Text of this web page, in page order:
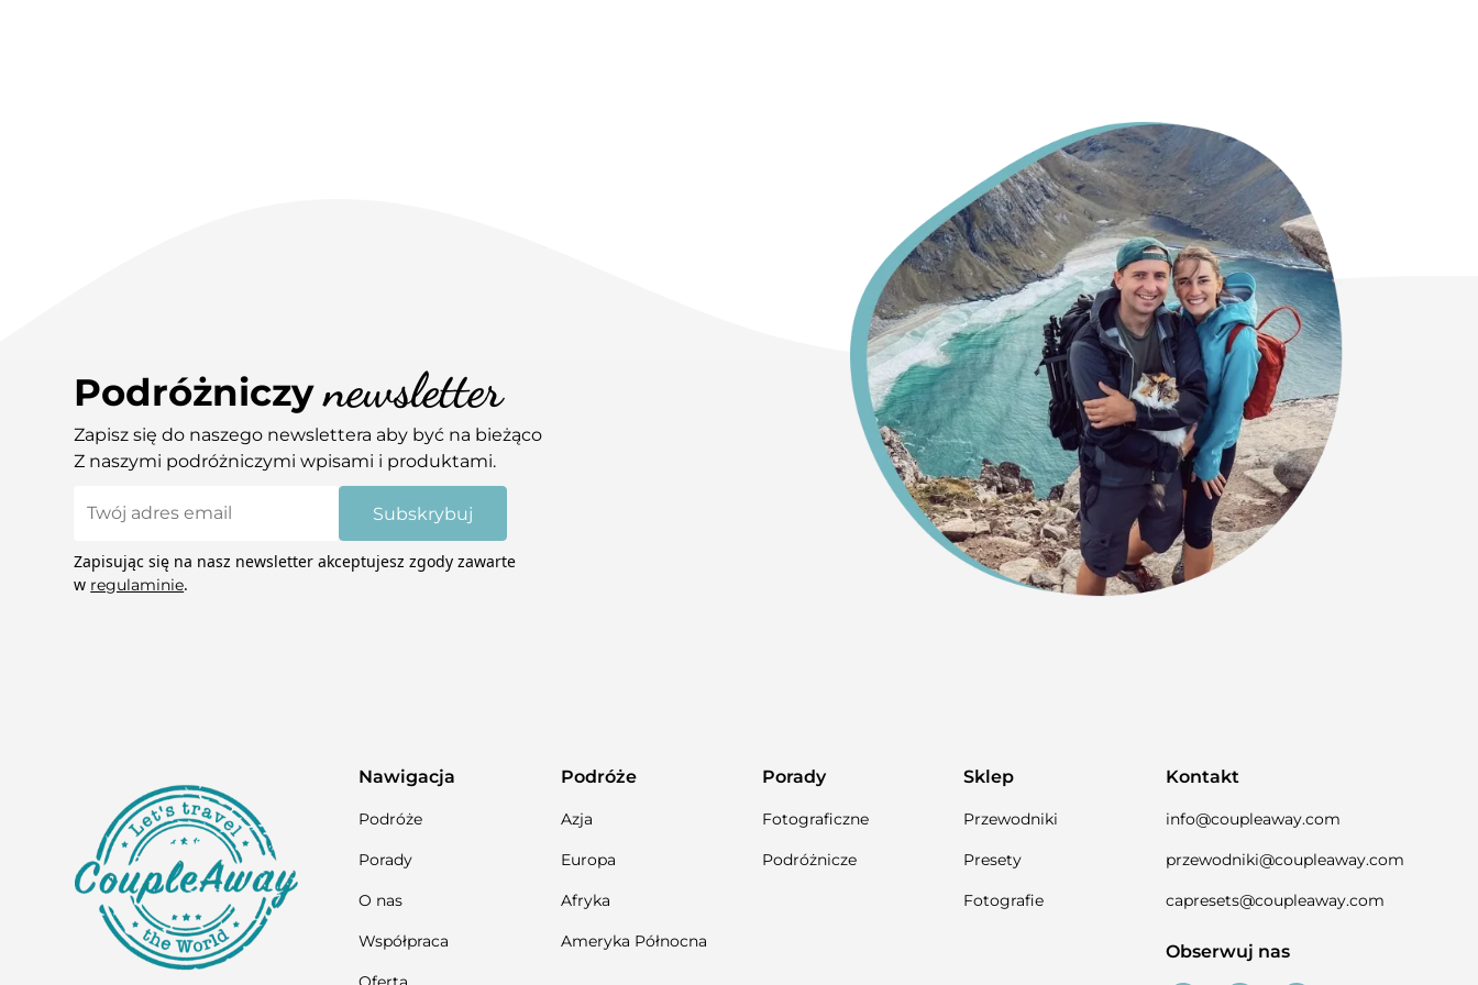
Podróżniczynewsletter
Zapisz się do naszego newslettera aby być na bieżąco
Z naszymi podróżniczymi wpisami i produktami.
Subskrybuj
Zapisując się na nasz newsletter akceptujesz zgody zawarte
w regulaminie.
Nawigacja
Podróże
Porady
O nas
Współpraca
Podróże
Azja
Europa
Afryka
Ameryka Północna
Porady
Fotograficzne
Podróżnicze
Sklep
Przewodniki
Presety
Fotografie
Kontakt
info@coupleaway.com
przewodniki@coupleaway.com
capresets@coupleaway.com
Obserwuj nas